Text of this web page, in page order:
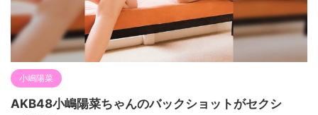
小嶋陽菜
AKB48小嶋陽菜ちゃんのバックショットがセクシ